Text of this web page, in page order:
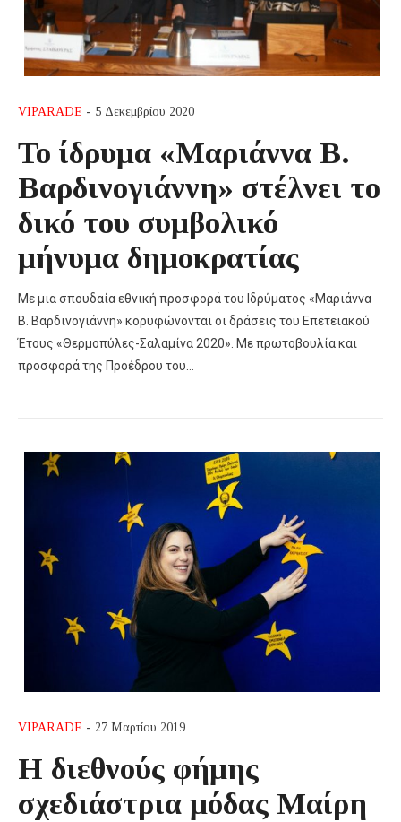
VIPARADE - 5 Δεκεμβρίου 2020
Το ίδρυμα «Μαριάννα Β.
Βαρδινογιάννη» στέλνει το
δικό του συμβολικό
μήνυμα δημοκρατίας
Με μια σπουδαία εθνική προσφορά του Ιδρύματος «Μαριάννα
Β. Βαρδινογιάννη» κορυφώνονται οι δράσεις του Επετειακού
Έτους «Θερμοπύλες-Σαλαμίνα 2020». Με πρωτοβουλία και
προσφορά της Προέδρου του…
VIPARADE - 27 Μαρτίου 2019
H διεθνούς φήμης
σχεδιάστρια μόδας Μαίρη